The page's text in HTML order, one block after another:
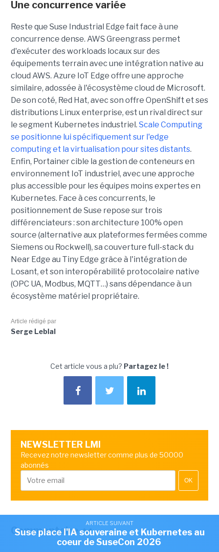
Une concurrence variée
Reste que Suse Industrial Edge fait face à une
concurrence dense. AWS Greengrass permet
d'exécuter des workloads locaux sur des
équipements terrain avec une intégration native au
cloud AWS. Azure IoT Edge offre une approche
similaire, adossée à l'écosystème cloud de Microsoft.
De son coté, Red Hat, avec son offre OpenShift et ses
distributions Linux enterprise, est un rival direct sur
le segment Kubernetes industriel. Scale Computing
se positionne lui spécifiquement sur l'edge
computing et la virtualisation pour sites distants.
Enfin, Portainer cible la gestion de conteneurs en
environnement IoT industriel, avec une approche
plus accessible pour les équipes moins expertes en
Kubernetes. Face à ces concurrents, le
positionnement de Suse repose sur trois
différenciateurs : son architecture 100% open
source (alternative aux plateformes fermées comme
Siemens ou Rockwell), sa couverture full-stack du
Near Edge au Tiny Edge grâce à l'intégration de
Losant, et son interopérabilité protocolaire native
(OPC UA, Modbus, MQTT…) sans dépendance à un
écosystème matériel propriétaire.
Article rédigé par
Serge Leblal
Cet article vous a plu? Partagez le !
NEWSLETTER LMI
Recevez notre newsletter comme plus de 50000
abonnés
OK
Commentaire
ARTICLE SUIVANT
Suse place l'IA souveraine et Kubernetes au
coeur de SuseCon 2026